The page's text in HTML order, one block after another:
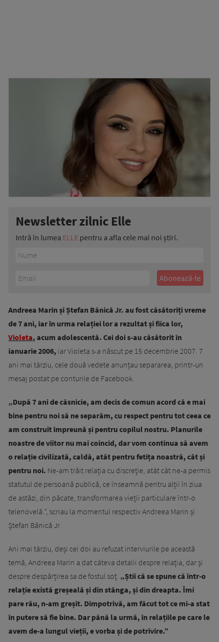
Newsletter zilnic Elle
Intră în lumea ELLE pentru a afla cele mai noi știri.
Andreea Marin și Ștefan Bănică Jr. au fost căsătoriți vreme
de 7 ani, iar în urma relației lor a rezultat și fiica lor,
Violeta, acum adolescentă. Cei doi s-au căsătorit în
ianuarie 2006, iar Violeta s-a născut pe 15 decembrie 2007. 7
ani mai târziu, cele două vedete anunțau separarea, printr-un
mesaj postat pe conturile de Facebook.
„După 7 ani de căsnicie, am decis de comun acord că e mai
bine pentru noi să ne separăm, cu respect pentru tot ceea ce
am construit împreună și pentru copilul nostru. Planurile
noastre de viitor nu mai coincid, dar vom continua să avem
o relație civilizată, caldă, atât pentru fetița noastră, cât și
pentru noi. Ne-am trăit relația cu discreție, atât cât ne-a permis
statutul de persoană publică, ce înseamnă pentru alții în ziua
de astăzi, din păcate, transformarea vieții particulare într-o
telenovelă.”, scriau la momentul respectiv Andreea Marin și
Ștefan Bănică Jr.
Ani mai târziu, deși cei doi au refuzat interviurile pe această
temă, Andreea Marin a dat câteva detalii despre relația, dar și
despre despărțirea sa de fostul soț. „Știi că se spune că într-o
relație există greșeală și din stânga, și din dreapta. Îmi
pare rău, n-am greșit. Dimpotrivă, am făcut tot ce mi-a stat
în putere să fie bine. Dar până la urmă, în relațiile pe care le
avem de-a lungul vieții, e vorba și de potrivire.”